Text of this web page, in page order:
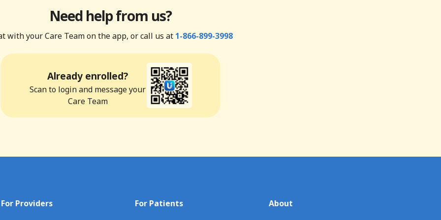
Need help from us?
with your Care Team on the app, or call us at 1-866-899-3998
Already enrolled?
Scan to login and message your
Care Team
For Providers For Patients About